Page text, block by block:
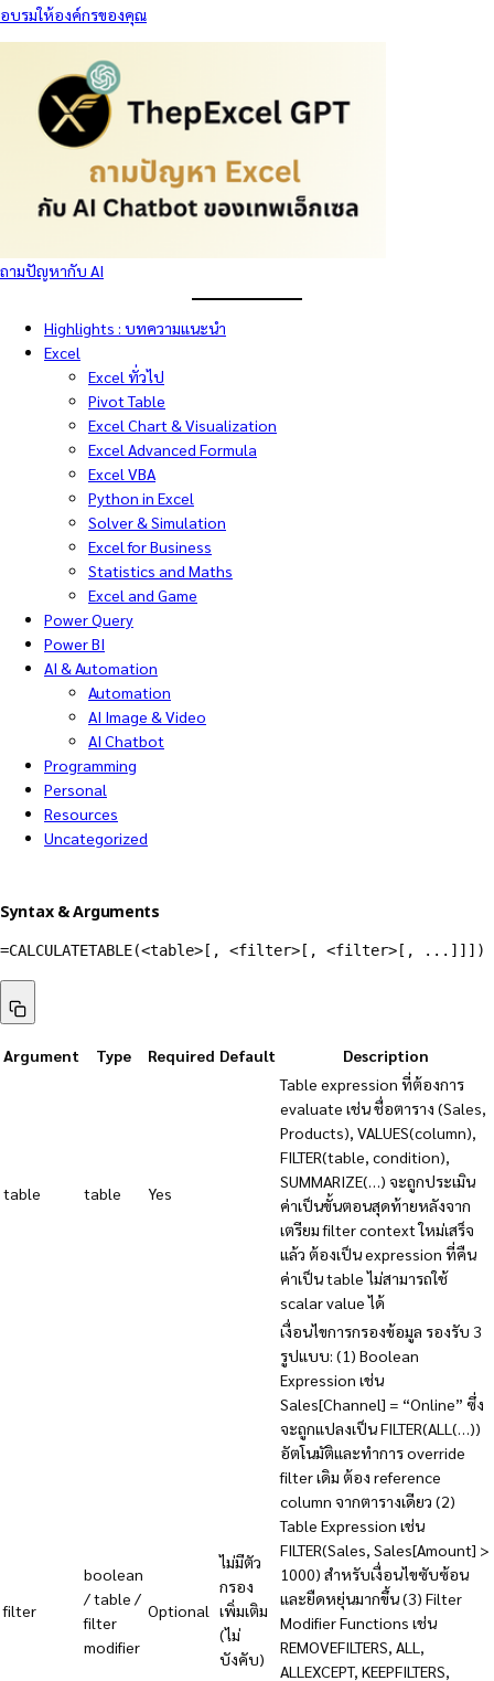
อบรมให้องค์กรของคุณ
ถามปัญหากับ AI
Highlights : บทความแนะนำ
Excel
Excel ทั่วไป
Pivot Table
Excel Chart & Visualization
Excel Advanced Formula
Excel VBA
Python in Excel
Solver & Simulation
Excel for Business
Statistics and Maths
Excel and Game
Power Query
Power BI
AI & Automation
Automation
AI Image & Video
AI Chatbot
Programming
Personal
Resources
Uncategorized
Syntax & Arguments
=CALCULATETABLE(<table>[, <filter>[, <filter>[, ...]]])
Argument Type Required Default Description
table table Yes
Table expression ที่ต้องการ
evaluate เช่น ชื่อตาราง (Sales,
Products), VALUES(column),
FILTER(table, condition),
SUMMARIZE(…) จะถูกประเมิน
ค่าเป็นขั้นตอนสุดท้ายหลังจาก
เตรียม filter context ใหม่เสร็จ
แล้ว ต้องเป็น expression ที่คืน
ค่าเป็น table ไม่สามารถใช้
scalar value ได้
filter
boolean
/ table /
filter
modifier
Optional
ไม่มีตัว
กรอง
เพิ่มเติม
(ไม่
บังคับ)
เงื่อนไขการกรองข้อมูล รองรับ 3
รูปแบบ: (1) Boolean
Expression เช่น
Sales[Channel] = “Online” ซึ่ง
จะถูกแปลงเป็น FILTER(ALL(…))
อัตโนมัติและทำการ override
filter เดิม ต้อง reference
column จากตารางเดียว (2)
Table Expression เช่น
FILTER(Sales, Sales[Amount] >
1000) สำหรับเงื่อนไขซับซ้อน
และยืดหยุ่นมากขึ้น (3) Filter
Modifier Functions เช่น
REMOVEFILTERS, ALL,
ALLEXCEPT, KEEPFILTERS,